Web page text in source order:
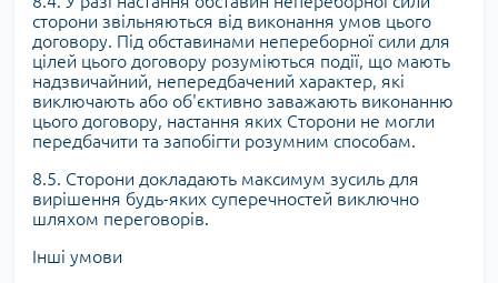
сторони звільняються від виконання умов цього
договору. Під обставинами непереборної сили для
цілей цього договору розуміються події, що мають
надзвичайний, непередбачений характер, які
виключають або об'єктивно заважають виконанню
цього договору, настання яких Сторони не могли
передбачити та запобігти розумним способам.
8.5. Сторони докладають максимум зусиль для
вирішення будь-яких суперечностей виключно
шляхом переговорів.
Інші умови